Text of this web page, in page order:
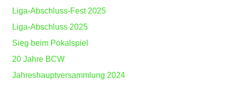
Liga-Abschluss-Fest 2025
Liga-Abschluss 2025
Sieg beim Pokalspiel
20 Jahre BCW
Jahreshauptversammlung 2024